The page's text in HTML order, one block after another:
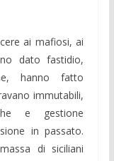
ai mafiosi, ai
dato fastidio,
hanno fatto
immutabili,
e gestione
in passato.
di siciliani